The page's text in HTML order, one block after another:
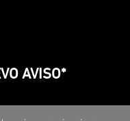
AVISO*